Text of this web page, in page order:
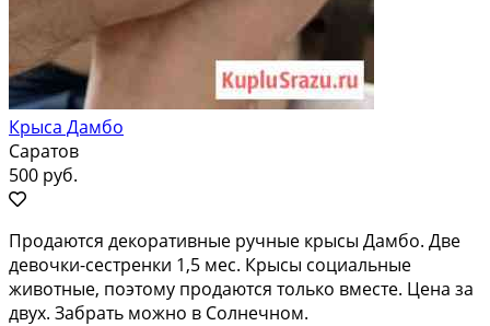
Крыса Дамбо
Саратов
500 руб.
Продаются декоративные ручные крысы Дамбо. Две
девочки-сестренки 1,5 мес. Крысы социальные
животные, поэтому продаются только вместе. Цена за
двух. Забрать можно в Солнечном.